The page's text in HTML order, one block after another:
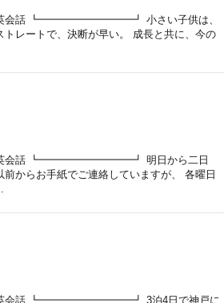
話 ┗━━━━━━━━━┛ 小さい子供は、
レートで、決断が早い。 成長と共に、今の
話 ┗━━━━━━━━━┛ 明日から二日
からお手紙でご連絡していますが、 各曜日
話 ┗━━━━━━━━━┛ 3泊4日で神戸に